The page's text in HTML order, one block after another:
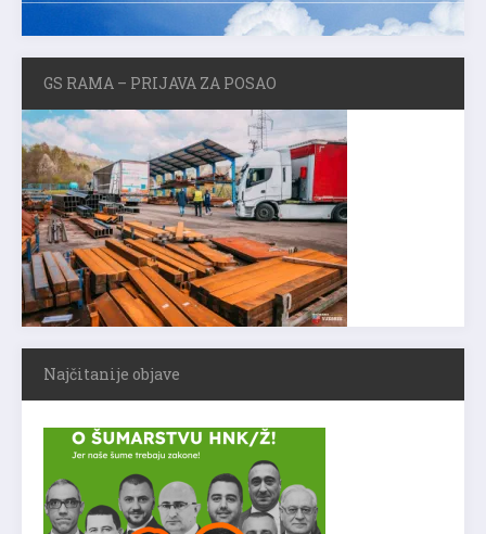
GS RAMA – PRIJAVA ZA POSAO
Najčitanije objave